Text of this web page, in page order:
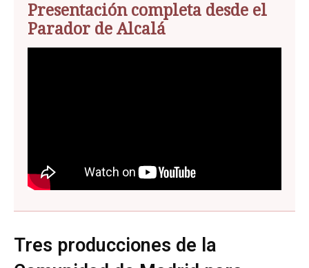
Presentación completa desde el
Parador de Alcalá
Tres producciones de la